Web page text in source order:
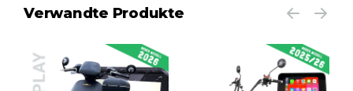
Verwandte Produkte